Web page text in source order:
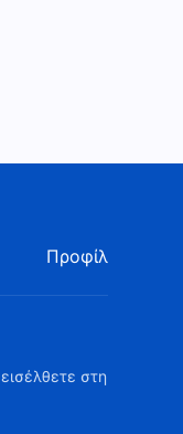
Προφίλ
στη